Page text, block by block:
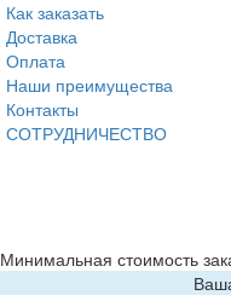
Как заказать
Доставка
Оплата
Наши преимущества
Контакты
СОТРУДНИЧЕСТВО
Минимальная стоимость